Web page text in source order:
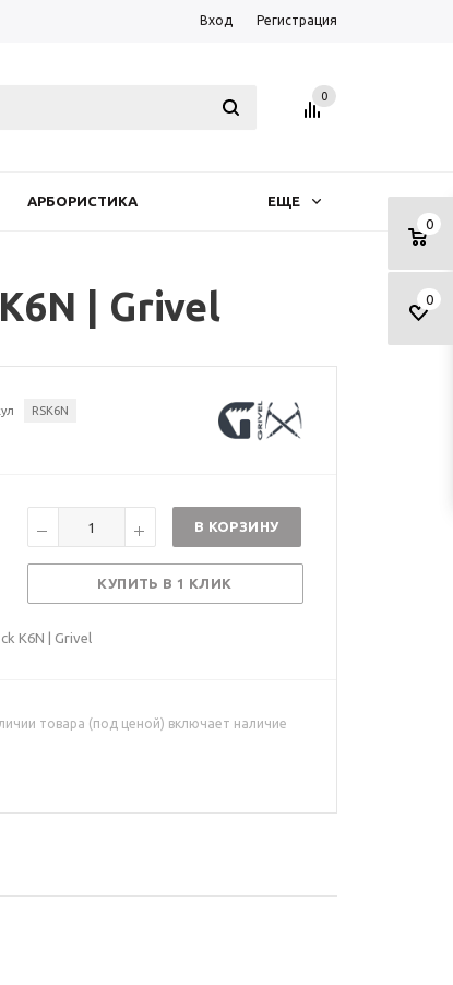
Вход Регистрация
0
0
0
АРБОРИСТИКА ЕЩЕ
| Grivel
RSK6N
В КОРЗИНУ
КУПИТЬ В 1 КЛИК
K6N | Grivel
товара (под ценой) включает наличие